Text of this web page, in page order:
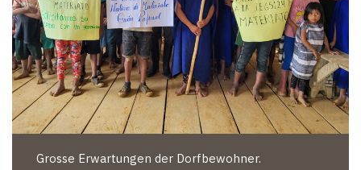
Grosse Erwartungen der Dorfbewohner.